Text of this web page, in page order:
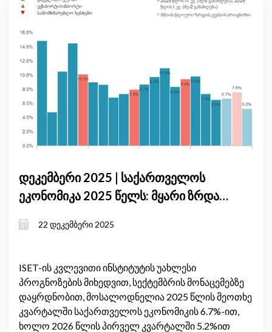
დეკემბერი 2025 | საქართველოს
ეკონომიკა 2025 წელს: მყარი ზრდა,
რისკები
22 დეკემბერი 2025
ISET-ის კვლევითი ინსტიტუტის უახლესი
პროგნოზების მიხედვით, სექტემბრის მონაცემებზე
დაყრდნობით, მოსალოდნელია 2025 წლის მეოთხე
კვარტალში საქართველოს ეკონომიკის 6.7%-ით,
ხოლო 2026 წლის პირველ კვარტალში 5.2%ით